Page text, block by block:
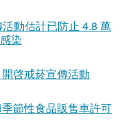
動估計已防止 4.8 萬
染
啓戒菸宣傳活動
節性食品販售車許可